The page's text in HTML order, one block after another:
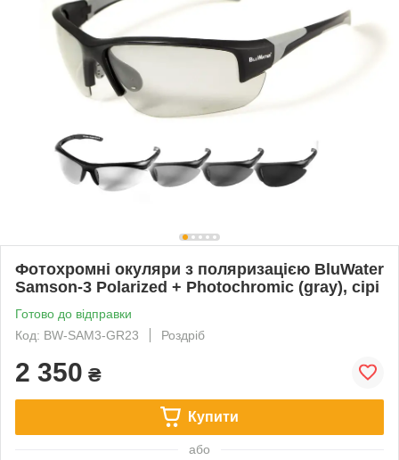
Фотохромні окуляри з поляризацією BluWater
Samson-3 Polarized + Photochromic (gray), сірі
Готово до відправки
Код: BW-SAM3-GR23
Роздріб
2 350 ₴
Купити
або